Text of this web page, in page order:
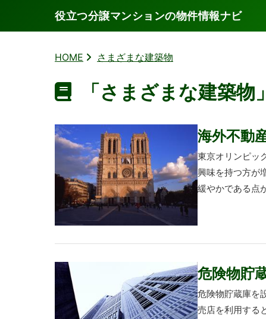
役立つ分譲マンションの物件情報ナビ
HOME さまざまな建築物
「さまざまな建築物
海外不動
東京オリンピッ
興味を持つ方が
緩やかである点
危険物貯
危険物貯蔵庫を
売店を利用する